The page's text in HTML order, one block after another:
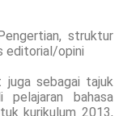
struktur
editorial/opini
sebagai tajuk
bahasa
kurikulum 2013,